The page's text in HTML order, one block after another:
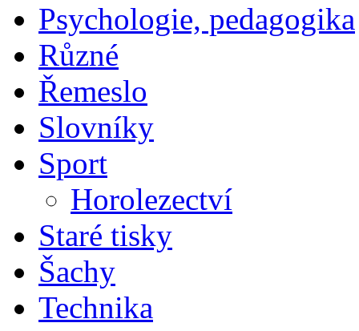
Psychologie, pedagogika
Různé
Řemeslo
Slovníky
Sport
Horolezectví
Staré tisky
Šachy
Technika